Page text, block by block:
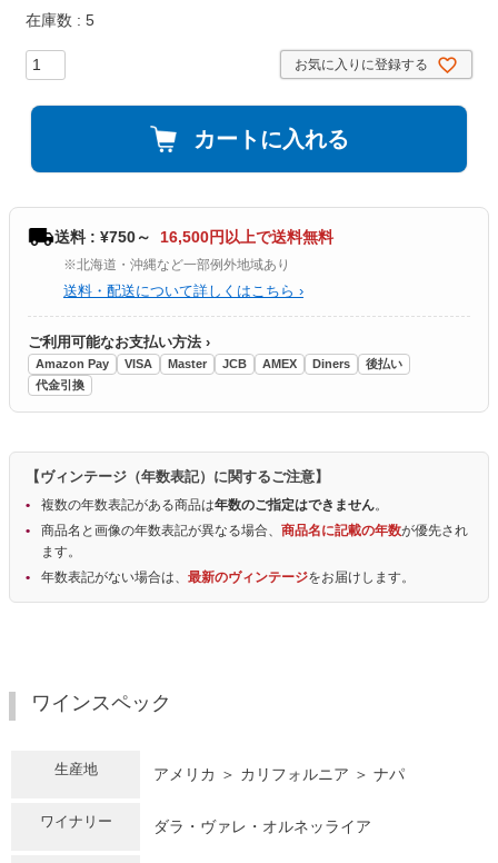
在庫数
5
お気に入りに登録する
カートに入れる
送料 : ¥750～ 16,500円以上で送料無料
※北海道・沖縄など一部例外地域あり
送料・配送について詳しくはこちら ›
ご利用可能なお支払い方法 ›
Amazon Pay VISA Master JCB AMEX Diners
後払い
代金引換
【ヴィンテージ（年数表記）に関するご注意】
複数の年数表記がある商品は年数のご指定はできません。
商品名と画像の年数表記が異なる場合、 商品名に記載の年数が優先され
ます。
年数表記がない場合は、 最新のヴィンテージをお届けします。
ワインスペック
生産地 アメリカ ＞ カリフォルニア ＞ ナパ
ワイナリー ダラ・ヴァレ・オルネッライア